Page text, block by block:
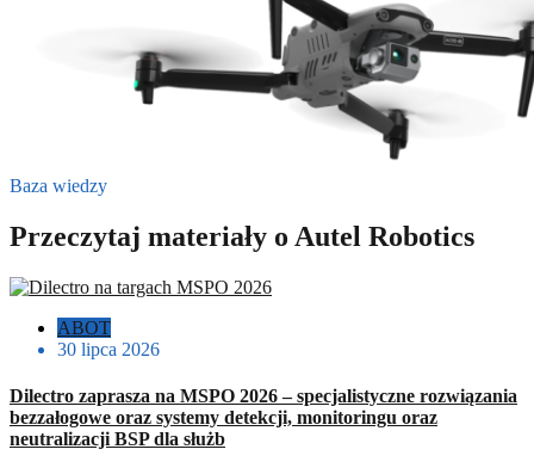
Baza wiedzy
Przeczytaj materiały o Autel Robotics
ABOT
30 lipca 2026
Dilectro zaprasza na MSPO 2026 – specjalistyczne rozwiązania
bezzałogowe oraz systemy detekcji, monitoringu oraz
neutralizacji BSP dla służb